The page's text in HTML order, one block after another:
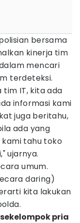
bersama
kinerja tim
mencari
terdeteksi.
tim IT, kita ada
informasi kami
juga beritahu,
ada yang
kami tahu toko
ujarnya.
umum.
daring)
kita lakukan
pria